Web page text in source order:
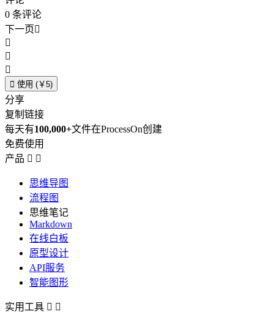
0 条评论
下一页



 使用 (￥5)
分享
复制链接
每天有100,000+文件在ProcessOn创建
免费使用
产品  
思维导图
流程图
思维笔记
Markdown
在线白板
原型设计
API服务
智能图形
实用工具  